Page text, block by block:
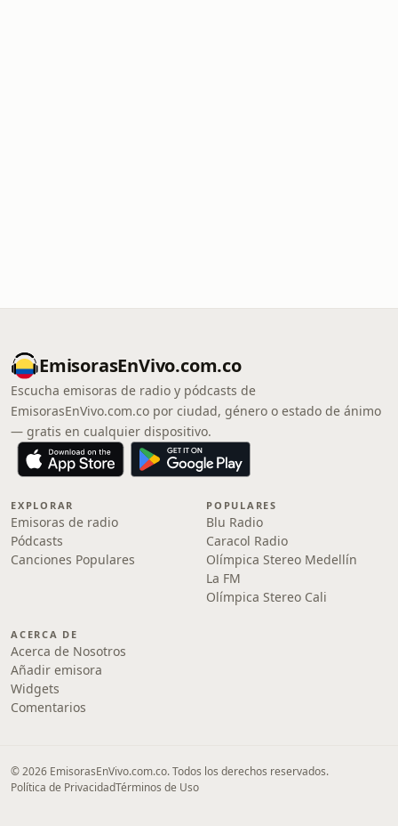
EmisorasEnVivo.com.co
Escucha emisoras de radio y pódcasts de
EmisorasEnVivo.com.co por ciudad, género o estado de ánimo
— gratis en cualquier dispositivo.
EXPLORAR
Emisoras de radio
Pódcasts
Canciones Populares
POPULARES
Blu Radio
Caracol Radio
Olímpica Stereo Medellín
La FM
Olímpica Stereo Cali
ACERCA DE
Acerca de Nosotros
Añadir emisora
Widgets
Comentarios
© 2026 EmisorasEnVivo.com.co. Todos los derechos reservados.
Política de PrivacidadTérminos de Uso